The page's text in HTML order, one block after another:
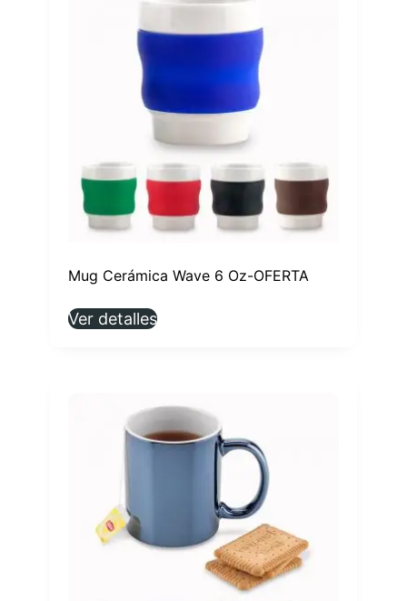
Mug Cerámica Wave 6 Oz-OFERTA
Ver detalles